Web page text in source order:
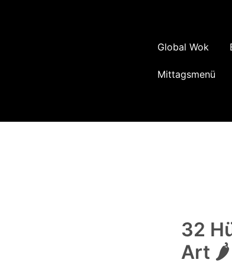
Global Wok
Mittagsmenü
32
Art 🌶